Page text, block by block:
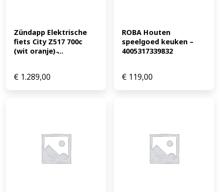
Zündapp Elektrische
fiets City Z517 700c
(wit oranje) ̵...
€ 1.289,00
ROBA Houten
speelgoed keuken –
4005317339832
€ 119,00